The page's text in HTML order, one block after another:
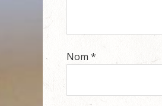
Nom *